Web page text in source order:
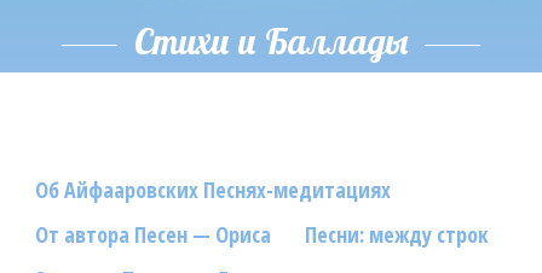
Исполнители
Новости
Скачать
Стихи и Баллады
Об Айфааровских Песнях-медитациях
От автора Песен — Ориса
Песни: между строк